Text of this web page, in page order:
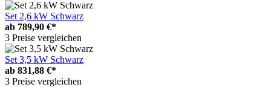
Set 2,6 kW Schwarz
ab 789,90 €*
3 Preise vergleichen
Set 3,5 kW Schwarz
ab 831,88 €*
3 Preise vergleichen